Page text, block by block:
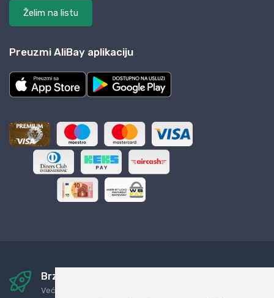
Želim na listu
Preuzmi AliBay aplikaciju
Brza i sigurna dostava
Već za nekoliko dana kod vas